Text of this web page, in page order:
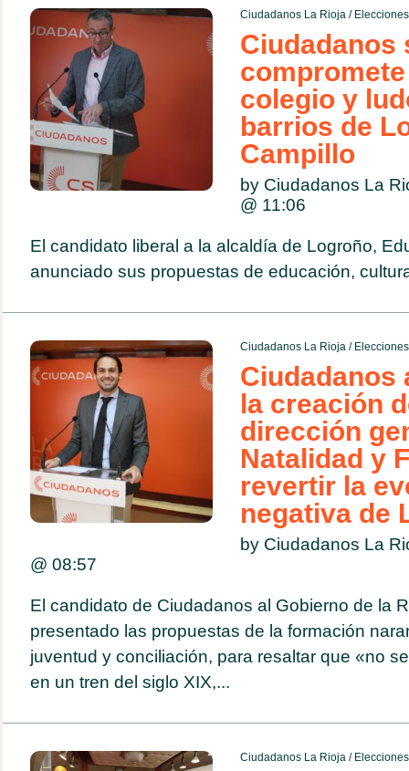
Ciudadanos La Rioja/
Ciudadanos
colegio y
barrios de
Campillo
by Ciudadanos La
@ 11:06
El candidato liberal a la alcaldía de Logroño,
anunciado sus propuestas de educación,
Ciudadanos La Rioja/
Ciudadanos
la creación
dirección
Natalidad y
revertir la
negativa de
by Ciudadanos La
@ 08:57
El candidato de Ciudadanos al Gobierno de la
presentado las propuestas de la formación
juventud y conciliación, para resaltar que «no
en un tren del siglo XIX,...
Ciudadanos La Rioja/